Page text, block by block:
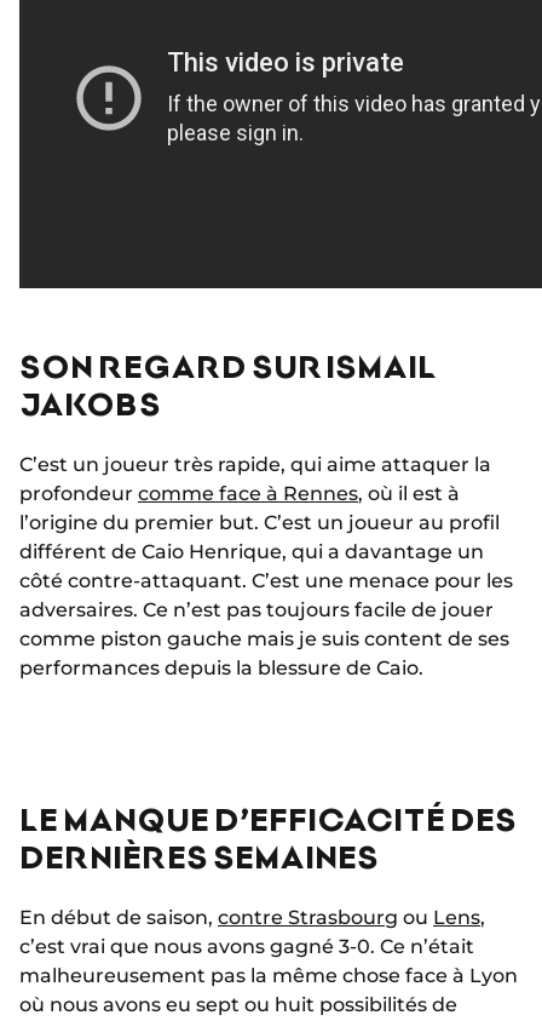
SON REGARD SUR ISMAIL
JAKOBS
C’est un joueur très rapide, qui aime attaquer la
profondeur comme face à Rennes, où il est à
l’origine du premier but. C’est un joueur au profil
différent de Caio Henrique, qui a davantage un
côté contre-attaquant. C’est une menace pour les
adversaires. Ce n’est pas toujours facile de jouer
comme piston gauche mais je suis content de ses
performances depuis la blessure de Caio.
LE MANQUE D’EFFICACITÉ DES
DERNIÈRES SEMAINES
En début de saison, contre Strasbourg ou Lens,
c’est vrai que nous avons gagné 3-0. Ce n’était
malheureusement pas la même chose face à Lyon
où nous avons eu sept ou huit possibilités de